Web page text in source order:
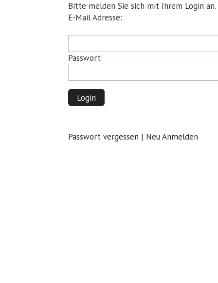
Bitte melden Sie sich mit Ihrem Login an.
Pflichtfeld
E-Mail Adresse:
Pflichtfeld
Passwort:
Login
Passwort vergessen | Neu Anmelden